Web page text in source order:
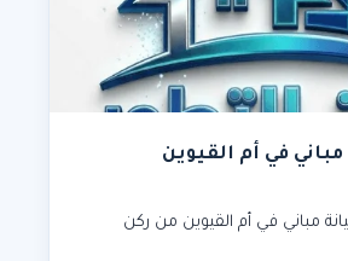
في أم القيوين
مباني في أم القيوين من ركن